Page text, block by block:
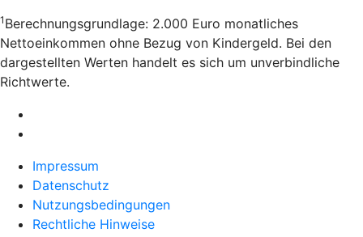
1 Berechnungsgrundlage: 2.000 Euro monatliches
Nettoeinkommen ohne Bezug von Kindergeld. Bei den
dargestellten Werten handelt es sich um unverbindliche
Richtwerte.
Impressum
Datenschutz
Nutzungsbedingungen
Rechtliche Hinweise